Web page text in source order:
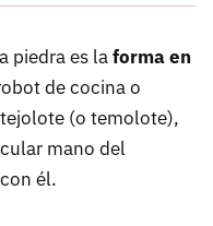
piedra es laforma en
de cocina o
(o temolote),
mano del
él.